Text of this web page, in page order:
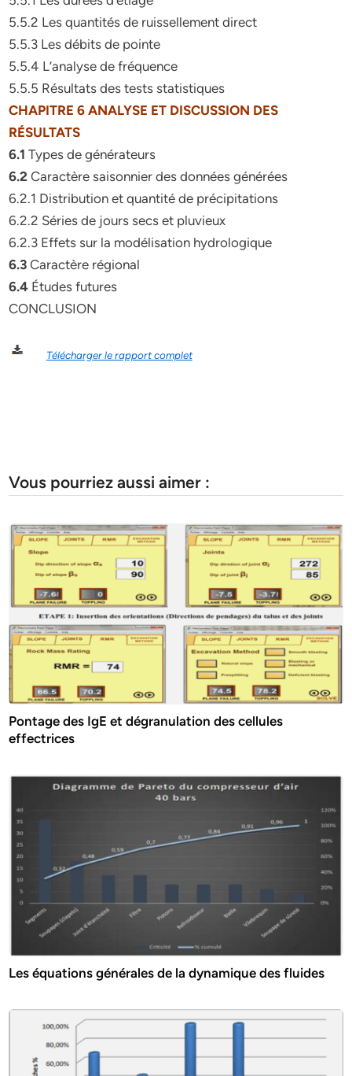
5.5.2 Les quantités de ruissellement direct
5.5.3 Les débits de pointe
5.5.4 L’analyse de fréquence
5.5.5 Résultats des tests statistiques
CHAPITRE 6 ANALYSE ET DISCUSSION DES
RÉSULTATS
6.1 Types de générateurs
6.2 Caractère saisonnier des données générées
6.2.1 Distribution et quantité de précipitations
6.2.2 Séries de jours secs et pluvieux
6.2.3 Effets sur la modélisation hydrologique
6.3 Caractère régional
6.4 Études futures
CONCLUSION
Télécharger le rapport complet
Vous pourriez aussi aimer :
Pontage des IgE et dégranulation des cellules
effectrices
Les équations générales de la dynamique des fluides